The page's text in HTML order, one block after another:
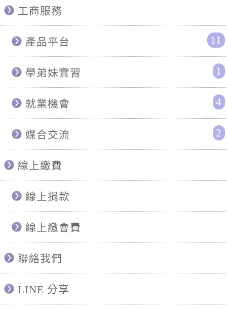
工商服務
11
產品平台
1
學弟妹實習
4
就業機會
2
媒合交流
線上繳費
線上捐款
線上繳會費
聯絡我們
LINE 分享